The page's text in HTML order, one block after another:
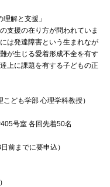
イトマップ
解と支援」
支援の在り方が問われていま
は発達障害という生まれなが
が生じる愛着形成不全を有す
上に課題を有する子どもの正
ども学部 心理学科教授）
号室 各回先着50名
前までに要申込）